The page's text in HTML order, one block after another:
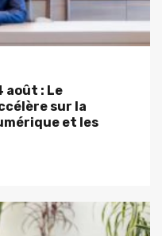
août : Le
sur la
et les